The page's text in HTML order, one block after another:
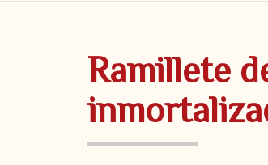
Ramillete